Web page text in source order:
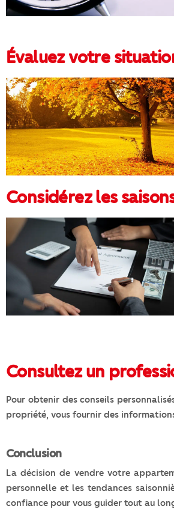
Évaluez votre
Considérez les
Consultez un
Pour obtenir des conseils
propriété, vous fournir des
Conclusion
La décision de vendre votre
personnelle et les tendances
confiance pour vous guider tout au